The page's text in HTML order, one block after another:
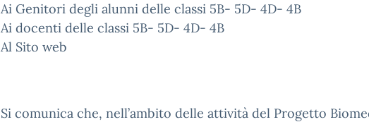
Ai Genitori degli alunni delle classi 5B- 5D- 4D- 4B
Ai docenti delle classi 5B- 5D- 4D- 4B
Al Sito web
Si comunica che, nell’ambito delle attività del Progetto